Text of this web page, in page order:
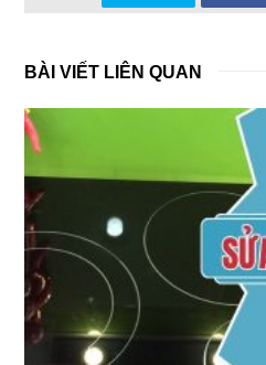
BÀI VIẾT LIÊN QUAN